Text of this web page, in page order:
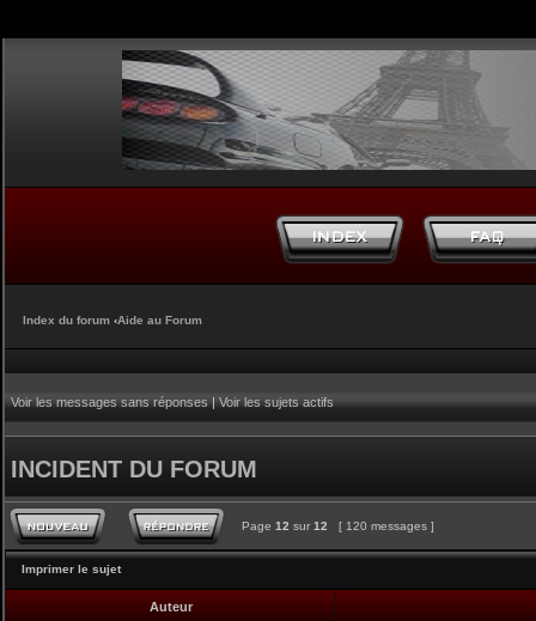
Index du forum ‹Aide au Forum
Voir les messages sans réponses|Voir les sujets actifs
INCIDENT DU FORUM
Page 12 sur 12 [ 120 messages ]
Imprimer le sujet
Auteur